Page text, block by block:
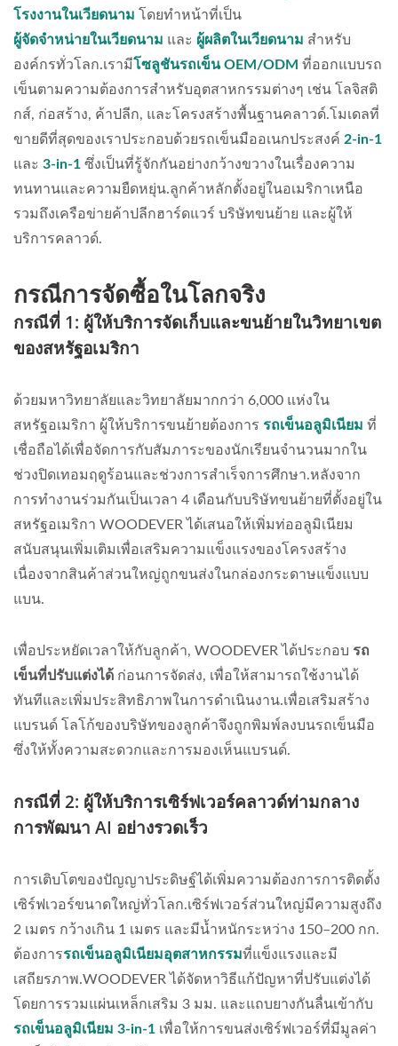
โรงงานในเวียดนาม โดยทำหน้าที่เป็น
ผู้จัดจำหน่ายในเวียดนาม และ ผู้ผลิตในเวียดนาม สำหรับ
องค์กรทั่วโลก.เรามีโซลูชันรถเข็น OEM/ODM ที่ออกแบบรถ
เข็นตามความต้องการสำหรับอุตสาหกรรมต่างๆ เช่น โลจิสติ
กส์, ก่อสร้าง, ค้าปลีก, และโครงสร้างพื้นฐานคลาวด์.โมเดลที่
ขายดีที่สุดของเราประกอบด้วยรถเข็นมืออเนกประสงค์ 2-in-1
และ 3-in-1 ซึ่งเป็นที่รู้จักกันอย่างกว้างขวางในเรื่องความ
ทนทานและความยืดหยุ่น.ลูกค้าหลักตั้งอยู่ในอเมริกาเหนือ
รวมถึงเครือข่ายค้าปลีกฮาร์ดแวร์ บริษัทขนย้าย และผู้ให้
บริการคลาวด์.
กรณีการจัดซื้อในโลกจริง
กรณีที่ 1: ผู้ให้บริการจัดเก็บและขนย้ายในวิทยาเขต
ของสหรัฐอเมริกา
ด้วยมหาวิทยาลัยและวิทยาลัยมากกว่า 6,000 แห่งใน
สหรัฐอเมริกา ผู้ให้บริการขนย้ายต้องการ รถเข็นอลูมิเนียม ที่
เชื่อถือได้เพื่อจัดการกับสัมภาระของนักเรียนจำนวนมากใน
ช่วงปิดเทอมฤดูร้อนและช่วงการสำเร็จการศึกษา.หลังจาก
การทำงานร่วมกันเป็นเวลา 4 เดือนกับบริษัทขนย้ายที่ตั้งอยู่ใน
สหรัฐอเมริกา WOODEVER ได้เสนอให้เพิ่มท่ออลูมิเนียม
สนับสนุนเพิ่มเติมเพื่อเสริมความแข็งแรงของโครงสร้าง
เนื่องจากสินค้าส่วนใหญ่ถูกขนส่งในกล่องกระดาษแข็งแบบ
แบน.
เพื่อประหยัดเวลาให้กับลูกค้า, WOODEVER ได้ประกอบ รถ
เข็นที่ปรับแต่งได้ ก่อนการจัดส่ง, เพื่อให้สามารถใช้งานได้
ทันทีและเพิ่มประสิทธิภาพในการดำเนินงาน.เพื่อเสริมสร้าง
แบรนด์ โลโก้ของบริษัทของลูกค้าจึงถูกพิมพ์ลงบนรถเข็นมือ
ซึ่งให้ทั้งความสะดวกและการมองเห็นแบรนด์.
กรณีที่ 2: ผู้ให้บริการเซิร์ฟเวอร์คลาวด์ท่ามกลาง
การพัฒนา AI อย่างรวดเร็ว
การเติบโตของปัญญาประดิษฐ์ได้เพิ่มความต้องการการติดตั้ง
เซิร์ฟเวอร์ขนาดใหญ่ทั่วโลก.เซิร์ฟเวอร์ส่วนใหญ่มีความสูงถึง
2 เมตร กว้างเกิน 1 เมตร และมีน้ำหนักระหว่าง 150–200 กก.
ต้องการรถเข็นอลูมิเนียมอุตสาหกรรมที่แข็งแรงและมี
เสถียรภาพ.WOODEVER ได้จัดหาวิธีแก้ปัญหาที่ปรับแต่งได้
โดยการรวมแผ่นเหล็กเสริม 3 มม. และแถบยางกันลื่นเข้ากับ
รถเข็นอลูมิเนียม 3-in-1 เพื่อให้การขนส่งเซิร์ฟเวอร์ที่มีมูลค่า